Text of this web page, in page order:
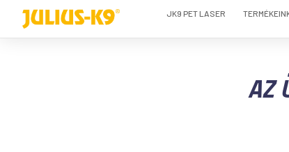
JK9 PET LASER
AZ